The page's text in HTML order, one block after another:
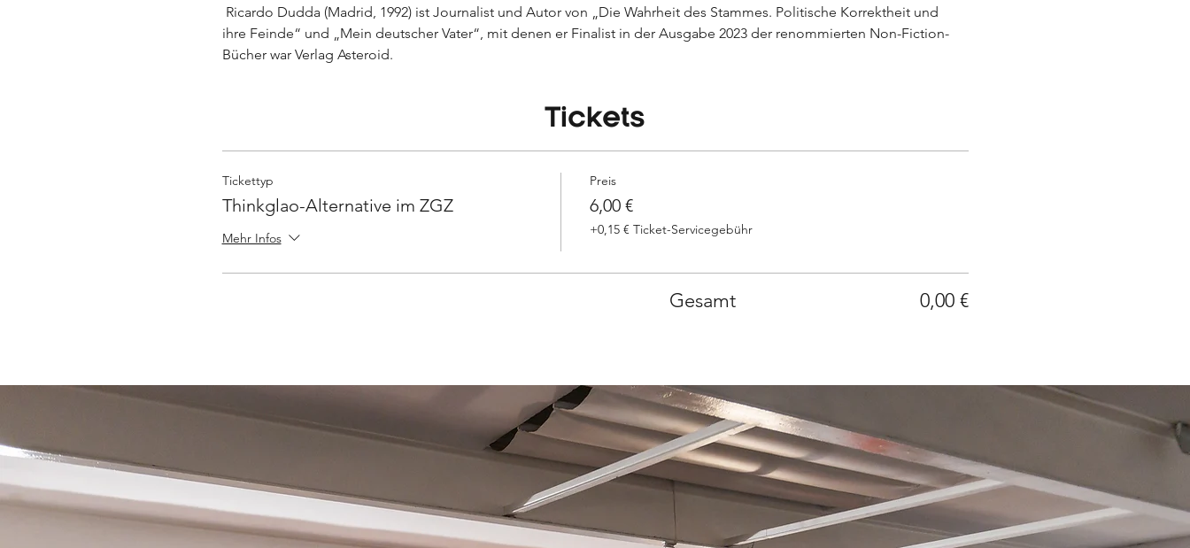
ihre Feinde“ und „Mein deutscher Vater“, mit denen er Finalist in der Ausgabe 2023 der renommierten Non-Fiction-
Bücher war Verlag Asteroid.
Tickets
Tickettyp
Thinkglao-Alternative im ZGZ
Mehr Infos
Preis
6,00 €
+0,15 € Ticket-Servicegebühr
Gesamt 0,00 €